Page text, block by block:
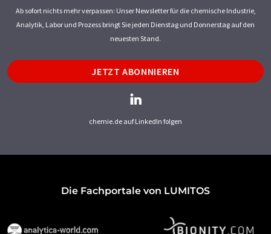
Ab sofort nichts mehr verpassen: Unser Newsletter für die chemische Industrie,
Analytik, Labor und Prozess bringt Sie jeden Dienstag und Donnerstag auf den
neuesten Stand.
JETZT ABONNIEREN
chemie.de auf LinkedIn folgen
Die Fachportale von LUMITOS